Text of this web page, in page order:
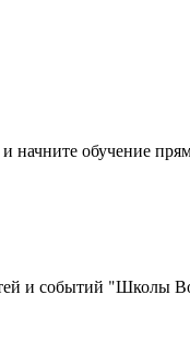
начните обучение
и событий "Школы